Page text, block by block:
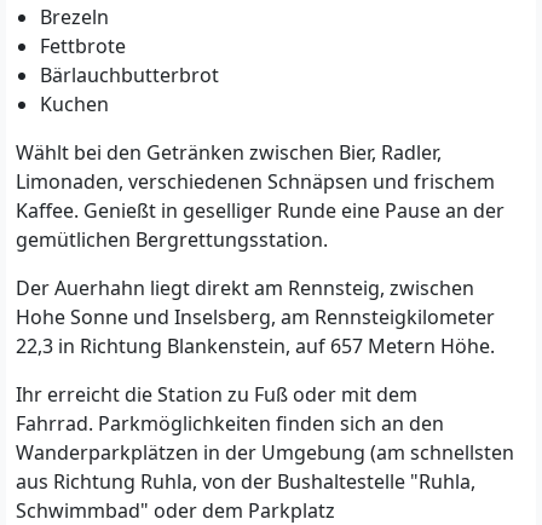
Brezeln
Fettbrote
Bärlauchbutterbrot
Kuchen
Wählt bei den Getränken zwischen Bier, Radler,
Limonaden, verschiedenen Schnäpsen und frischem
Kaffee. Genießt in geselliger Runde eine Pause an der
gemütlichen Bergrettungsstation.
Der Auerhahn liegt direkt am Rennsteig, zwischen
Hohe Sonne und Inselsberg, am Rennsteigkilometer
22,3 in Richtung Blankenstein, auf 657 Metern Höhe.
Ihr erreicht die Station zu Fuß oder mit dem
Fahrrad. Parkmöglichkeiten finden sich an den
Wanderparkplätzen in der Umgebung (am schnellsten
aus Richtung Ruhla, von der Bushaltestelle "Ruhla,
Schwimmbad" oder dem Parkplatz